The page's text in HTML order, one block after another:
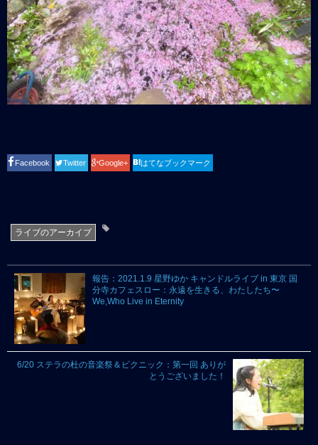
Facebook Twitter Google+ はてなブックマーク
ライブのアーカイブ
報告：2021.1.9 星野ゆか キャンドルライブ in 東京 国
分寺カフェスロー：永遠を生きる、わたしたち〜
We,Who Live in Eternity
6/20 ステラの杜の音楽祭＆ピクニック：第一回 ありが
とうございました！